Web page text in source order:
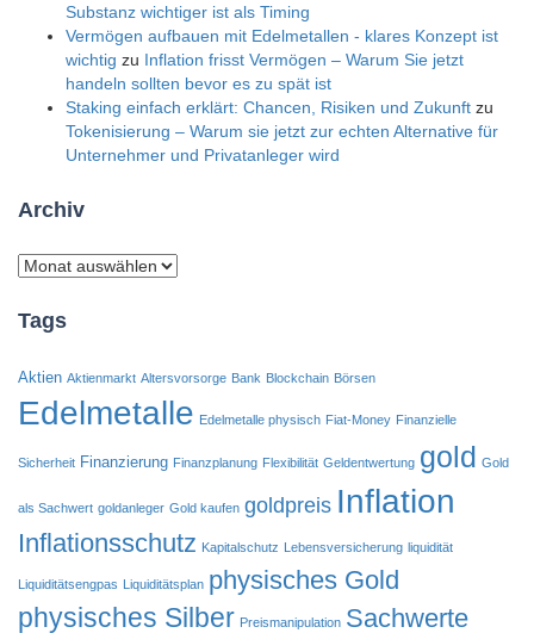
Substanz wichtiger ist als Timing
Vermögen aufbauen mit Edelmetallen - klares Konzept ist
wichtig zu Inflation frisst Vermögen – Warum Sie jetzt
handeln sollten bevor es zu spät ist
Staking einfach erklärt: Chancen, Risiken und Zukunft zu
Tokenisierung – Warum sie jetzt zur echten Alternative für
Unternehmer und Privatanleger wird
Archiv
Archiv
Tags
Aktien Aktienmarkt Altersvorsorge Bank Blockchain Börsen
Edelmetalle Edelmetalle physisch Fiat-Money Finanzielle
Sicherheit Finanzierung Finanzplanung Flexibilität Geldentwertung gold Gold
als Sachwert goldanleger Gold kaufen goldpreis Inflation
Inflationsschutz Kapitalschutz Lebensversicherung liquidität
Liquiditätsengpas Liquiditätsplan physisches Gold
physisches Silber Preismanipulation Sachwerte